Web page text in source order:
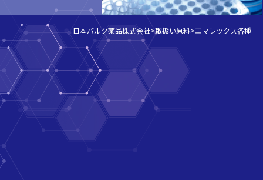
日本バルク薬品株式会社>取扱い原料>エマレックス各種